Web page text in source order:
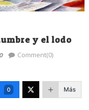
y el lodo
Comment(0)
0 Más